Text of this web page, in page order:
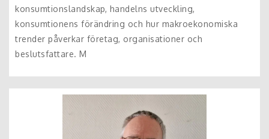
konsumtionslandskap, handelns utveckling,
konsumtionens förändring och hur makroekonomiska
trender påverkar företag, organisationer och
beslutsfattare. M